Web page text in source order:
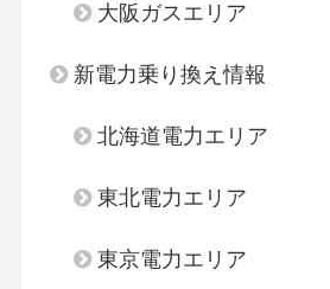
大阪ガスエリア
新電力乗り換え情報
北海道電力エリア
東北電力エリア
東京電力エリア